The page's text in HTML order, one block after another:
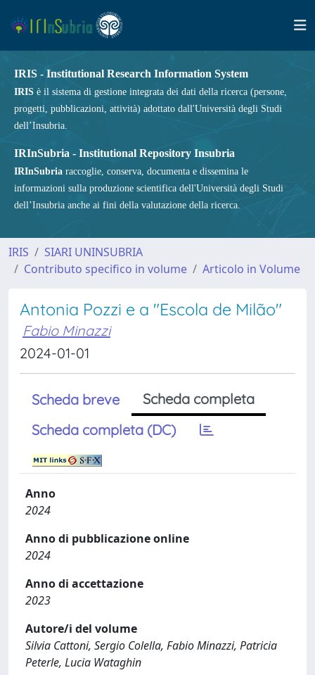
IRIS - Institutional Research Information System
IRIS è il sistema di gestione integrata dei dati della ricerca (persone,
progetti, pubblicazioni, attività) adottato dall'Università degli Studi
dell’Insubria.
IRInSubria - Institutional Repository Insubria
IRInSubria raccoglie, conserva, documenta e dissemina le
informazioni sulla produzione scientifica dell'Università degli Studi
dell’Insubria anche ai fini della valutazione della ricerca.
IRIS
SIARI UNINSUBRIA
Contributo specifico in volume
Articolo in Volume
Antonia Pozzi e a "Escola de Milão"
Fabio Minazzi
2024-01-01
Scheda breve
Scheda completa
Scheda completa (DC)
Anno
2024
Anno di pubblicazione online
2024
Anno di accettazione
2023
Autore/i del volume
Silvia Cattoni, Sergio Colella, Fabio Minazzi, Patricia
Peterle, Lucia Wataghin